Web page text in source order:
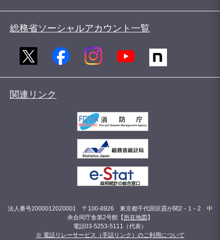
総務省ソーシャルアカウント一覧
関連リンク
法人番号2000012020001 〒100-8926 東京都千代田区霞が関2－1－2 中
央合同庁舎第2号館【 所在地図 】
電話03-5253-5111（代表）
※ 電話リレーサービス（手話リンク）のご利用について